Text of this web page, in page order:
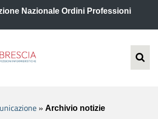
Nazionale Ordini Professioni
» Archivio notizie